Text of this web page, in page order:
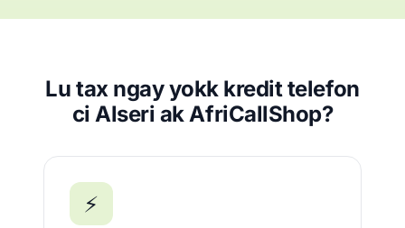
Lu tax ngay yokk kredit telefon
ci Alseri ak AfriCallShop?
⚡